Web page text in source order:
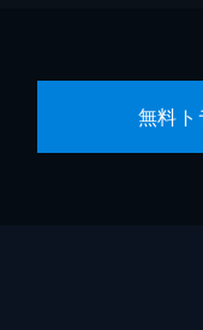
無料ト